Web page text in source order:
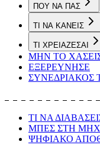
ΠΟΥ ΝΑ ΠΑΣ
ΤΙ ΝΑ ΚΑΝΕΙΣ
ΤΙ ΧΡΕΙΑΖΕΣΑΙ
ΜΗΝ ΤΟ
ΕΞΕΡΕΥΝΗΣΕ
ΣΥΝΕΔΡΙΑΚΟΣ
ΤΙ ΝΑ
ΜΠΕΣ ΣΤΗ
ΨΗΦΙΑΚΟ